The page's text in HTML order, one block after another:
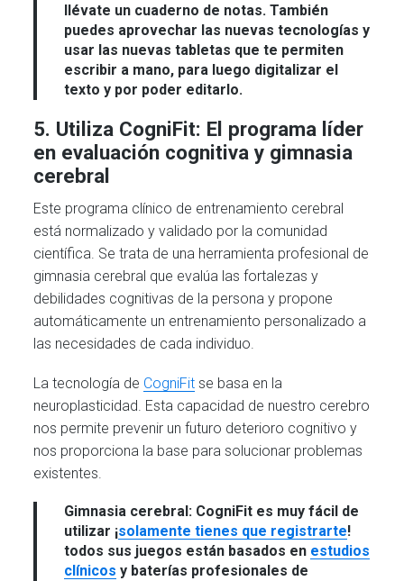
llévate un cuaderno de notas. También
puedes aprovechar las nuevas tecnologías y
usar las nuevas tabletas que te permiten
escribir a mano, para luego digitalizar el
texto y por poder editarlo.
5. Utiliza CogniFit: El programa líder
en evaluación cognitiva y gimnasia
cerebral
Este programa clínico de entrenamiento cerebral
está normalizado y validado por la comunidad
científica. Se trata de una herramienta profesional de
gimnasia cerebral que evalúa las fortalezas y
debilidades cognitivas de la persona y propone
automáticamente un entrenamiento personalizado a
las necesidades de cada individuo.
La tecnología de CogniFit se basa en la
neuroplasticidad. Esta capacidad de nuestro cerebro
nos permite prevenir un futuro deterioro cognitivo y
nos proporciona la base para solucionar problemas
existentes.
Gimnasia cerebral: CogniFit es muy fácil de
utilizar ¡solamente tienes que registrarte!
todos sus juegos están basados en estudios
clínicos y baterías profesionales de